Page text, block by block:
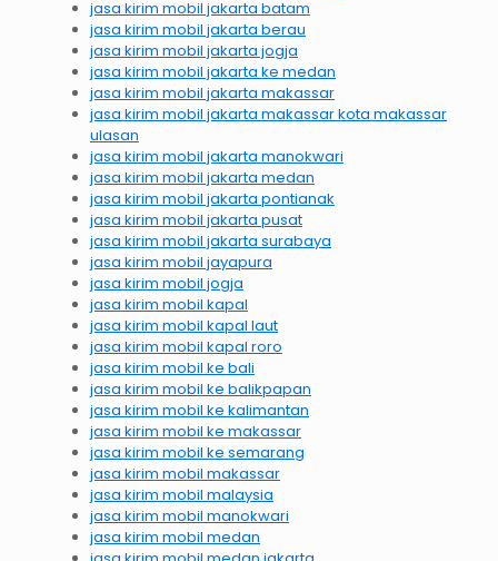
jasa kirim mobil jakarta batam
jasa kirim mobil jakarta berau
jasa kirim mobil jakarta jogja
jasa kirim mobil jakarta ke medan
jasa kirim mobil jakarta makassar
jasa kirim mobil jakarta makassar kota makassar
ulasan
jasa kirim mobil jakarta manokwari
jasa kirim mobil jakarta medan
jasa kirim mobil jakarta pontianak
jasa kirim mobil jakarta pusat
jasa kirim mobil jakarta surabaya
jasa kirim mobil jayapura
jasa kirim mobil jogja
jasa kirim mobil kapal
jasa kirim mobil kapal laut
jasa kirim mobil kapal roro
jasa kirim mobil ke bali
jasa kirim mobil ke balikpapan
jasa kirim mobil ke kalimantan
jasa kirim mobil ke makassar
jasa kirim mobil ke semarang
jasa kirim mobil makassar
jasa kirim mobil malaysia
jasa kirim mobil manokwari
jasa kirim mobil medan